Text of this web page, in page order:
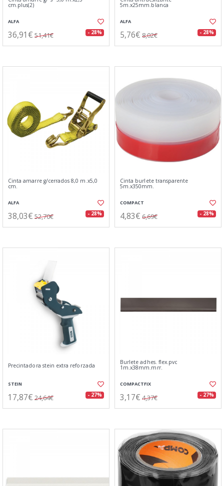
cm.plus(2)
ALFA
36,91€ 51,41€ - 28%
5m.x25mm.blanca
ALFA
5,76€ 8,02€ - 28%
Cinta amarre g/cerrados 8,0 m.x5,0
cm.
ALFA
38,03€ 52,70€ - 28%
Cinta burlete transparente
5m.x350mm.
COMPACT
4,83€ 6,69€ - 28%
Precintadora stein extra reforzada
STEIN
17,87€ 24,64€ - 27%
Burlete adhes. flex.pvc
1m.x38mm.mrr.
COMPACTFIX
3,17€ 4,37€ - 27%